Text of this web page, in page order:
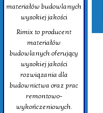
Rimix to producent
materiałów
budowlanych oferujący
wysokiej jakości
rozwiązania dla
budownictwa oraz prac
remontowo-
wykończeniowych.